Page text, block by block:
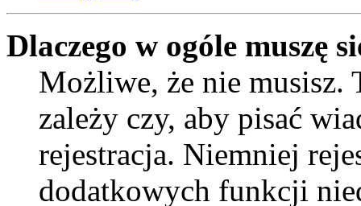
Dlaczego w ogóle muszę
Możliwe, że nie musisz.
zależy czy, aby pisać
rejestracja. Niemniej
dodatkowych funkcji